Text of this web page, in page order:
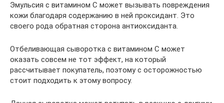
Эмульсия с витамином С может вызывать повреждения
кожи благодаря содержанию в ней проксидант. Это
своего рода обратная сторона антиоксиданта.
Отбеливающая сыворотка с витамином С может
оказать совсем не тот эффект, на который
рассчитывает покупатель, поэтому с осторожностью
стоит подходить к этому вопросу.